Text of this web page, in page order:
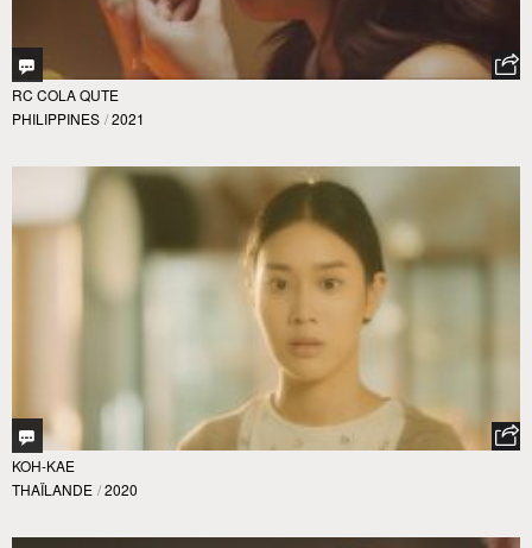
RC COLA QUTE
PHILIPPINES / 2021
KOH-KAE
THAÏLANDE / 2020